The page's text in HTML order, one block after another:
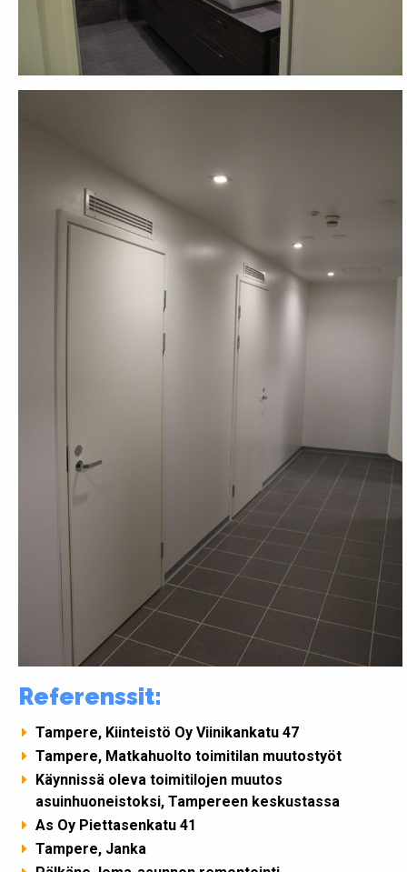
Referenssit:
Tampere, Kiinteistö Oy Viinikankatu 47
Tampere, Matkahuolto toimitilan muutostyöt
Käynnissä oleva toimitilojen muutos
asuinhuoneistoksi, Tampereen keskustassa
As Oy Piettasenkatu 41
Tampere, Janka